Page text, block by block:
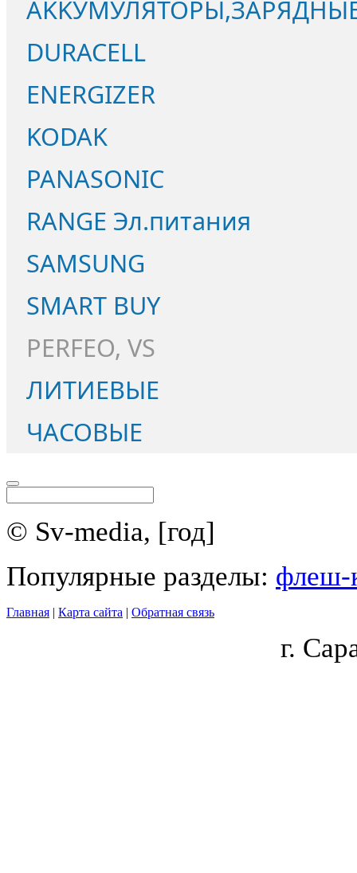
DURACELL
ENERGIZER
KODAK
PANASONIC
RANGE Эл.питания
SAMSUNG
SMART BUY
PERFEO, VS
ЛИТИЕВЫЕ
ЧАСОВЫЕ
© Sv-media, [год]
Популярные разделы: флеш-
Главная | Карта сайта | Обратная связь
г.